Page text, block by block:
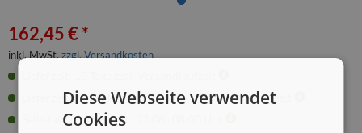
162,45 € *
inkl. MwSt. zzgl. Versandkosten
Lieferzeit Firmenkunden: 10 Tage zzgl. Versandlaufzeit
Selbstabholung: ab Fr., 21.08., 08:00 Uhr
Diese Webseite verwendet
Cookies